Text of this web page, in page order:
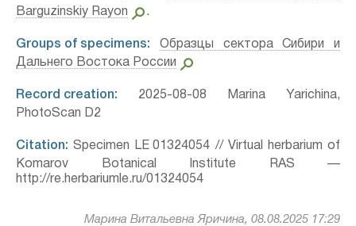
Barguzinskiy Rayon
.
Groups of specimens:
Образцы сектора Сибири и
Дальнего Востока России
Record creation: 2025-08-08 Marina Yarichina,
PhotoScan D2
Citation: Specimen LE 01324054 // Virtual herbarium of
Komarov Botanical Institute RAS —
http://re.herbariumle.ru/01324054
Марина Витальевна Яричина, 08.08.2025 17:29